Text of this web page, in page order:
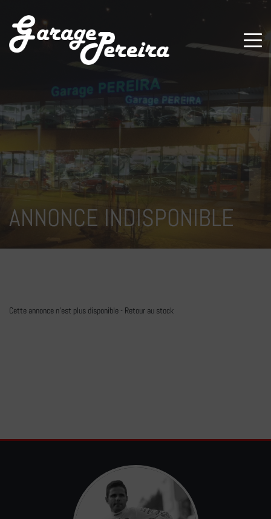
ANNONCE INDISPONIBLE
Cette annonce n'est plus disponible - Retour au stock